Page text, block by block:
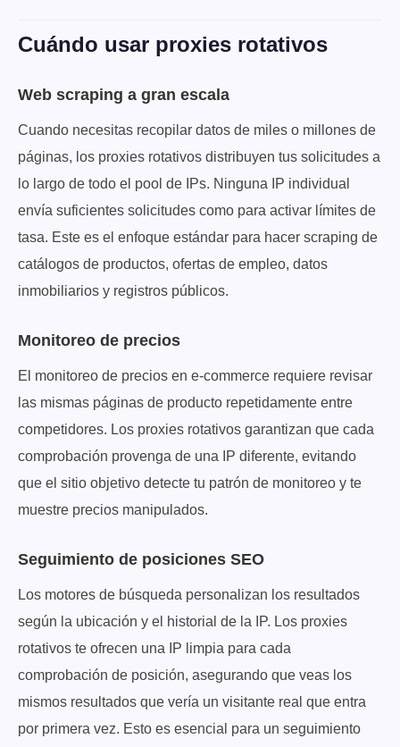
Cuándo usar proxies rotativos
Web scraping a gran escala
Cuando necesitas recopilar datos de miles o millones de
páginas, los proxies rotativos distribuyen tus solicitudes a
lo largo de todo el pool de IPs. Ninguna IP individual
envía suficientes solicitudes como para activar límites de
tasa. Este es el enfoque estándar para hacer scraping de
catálogos de productos, ofertas de empleo, datos
inmobiliarios y registros públicos.
Monitoreo de precios
El monitoreo de precios en e-commerce requiere revisar
las mismas páginas de producto repetidamente entre
competidores. Los proxies rotativos garantizan que cada
comprobación provenga de una IP diferente, evitando
que el sitio objetivo detecte tu patrón de monitoreo y te
muestre precios manipulados.
Seguimiento de posiciones SEO
Los motores de búsqueda personalizan los resultados
según la ubicación y el historial de la IP. Los proxies
rotativos te ofrecen una IP limpia para cada
comprobación de posición, asegurando que veas los
mismos resultados que vería un visitante real que entra
por primera vez. Esto es esencial para un seguimiento